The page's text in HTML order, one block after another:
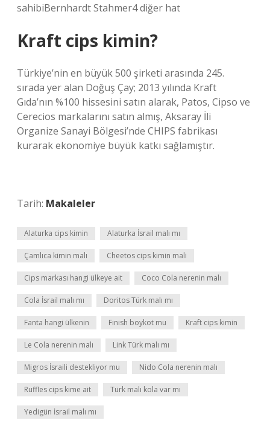
sahibiBernhardt Stahmer4 diğer hat
Kraft cips kimin?
Türkiye’nin en büyük 500 şirketi arasında 245.
sırada yer alan Doğuş Çay; 2013 yılında Kraft
Gıda’nın %100 hissesini satın alarak, Patos, Cipso ve
Cerecios markalarını satın almış, Aksaray İli
Organize Sanayi Bölgesi’nde CHIPS fabrikası
kurarak ekonomiye büyük katkı sağlamıştır.
Tarih: Makaleler
Alaturka cips kimin Alaturka İsrail malı mı
Çamlıca kimin malı Cheetos cips kimin mali
Cips markası hangi ülkeye ait Coco Cola nerenin malı
Cola İsrail malı mı Doritos Türk malı mı
Fanta hangi ülkenin Finish boykot mu Kraft cips kimin
Le Cola nerenin malı Link Türk malı mı
Migros İsraili destekliyor mu Nido Cola nerenin malı
Ruffles cips kime ait Türk malı kola var mı
Yedigün İsrail malı mı